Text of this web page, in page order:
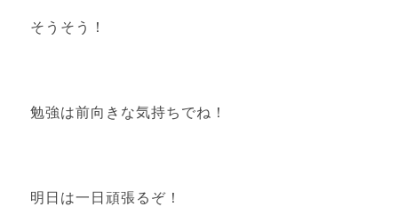
そうそう！
勉強は前向きな気持ちでね！
明日は一日頑張るぞ！